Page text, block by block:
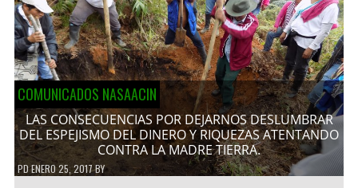
COMUNICADOS NASAACIN
LAS CONSECUENCIAS POR DEJARNOS DESLUMBRAR
DEL ESPEJISMO DEL DINERO Y RIQUEZAS ATENTANDO
CONTRA LA MADRE TIERRA.
PDENERO 25, 2017BY